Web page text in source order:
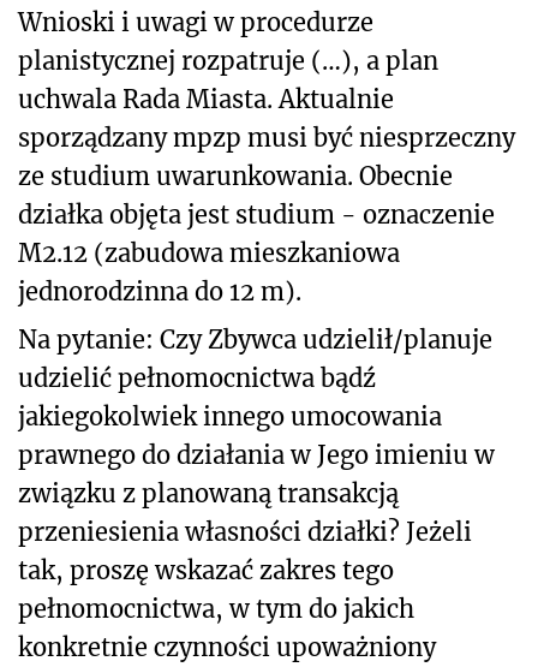
Wnioski i uwagi w procedurze
planistycznej rozpatruje (…), a plan
uchwala Rada Miasta. Aktualnie
sporządzany mpzp musi być niesprzeczny
ze studium uwarunkowania. Obecnie
działka objęta jest studium - oznaczenie
M2.12 (zabudowa mieszkaniowa
jednorodzinna do 12 m).
Na pytanie: Czy Zbywca udzielił/planuje
udzielić pełnomocnictwa bądź
jakiegokolwiek innego umocowania
prawnego do działania w Jego imieniu w
związku z planowaną transakcją
przeniesienia własności działki? Jeżeli
tak, proszę wskazać zakres tego
pełnomocnictwa, w tym do jakich
konkretnie czynności upoważniony